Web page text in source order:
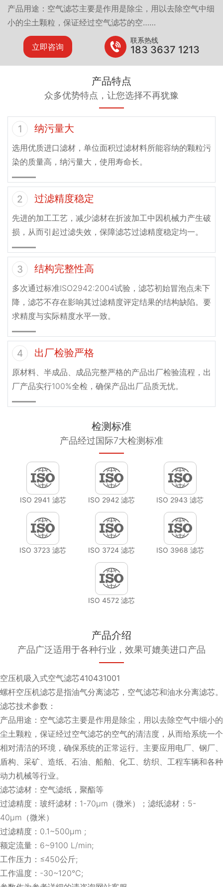
产品用途：空气滤芯主要是作用是除尘，用以去除空气中细
小的尘土颗粒，保证经过空气滤芯的空……
立即咨询
联系热线
183 3637 1213
产品特点
众多优势特点，让您选择不再犹豫
1 纳污量大
选用优质进口滤材，单位面积过滤材料所能容纳的颗粒污
染的质量高，纳污量大，使用寿命长。
2 过滤精度稳定
先进的加工工艺，减少滤材在折波加工中因机械力产生破
损，从而引起过滤失效，保障滤芯过滤精度稳定均一。
3 结构完整性高
多次通过标准ISO2942:2004试验，滤芯初始冒泡点未下
降，滤芯不存在影响其过滤精度评定结果的结构缺陷。要
求精度与实际精度水平一致。
4 出厂检验严格
原材料、半成品、成品完整严格的产品出厂检验流程，出
厂产品实行100%全检，确保产品出厂品质无忧。
检测标准
产品经过国际7大检测标准
ISO 2941 滤芯 ISO 2942 滤芯 ISO 2943 滤芯
ISO 3723 滤芯 ISO 3724 滤芯 ISO 3968 滤芯
ISO 4572 滤芯
产品介绍
产品广泛适用于各种行业，效果可媲美进口产品
空压机吸入式空气滤芯410431001
螺杆空压机滤芯是指油气分离滤芯，空气滤芯和油水分离滤芯。
滤芯技术参数：
产品用途：空气滤芯主要是作用是除尘，用以去除空气中细小的
尘土颗粒，保证经过空气滤芯的空气的清洁度，从而给系统一个
相对清洁的环境，确保系统的正常运行。主要应用电厂、钢厂、
盾构、采矿、造纸、石油、船舶、化工、纺织、工程车辆和各种
动力机械等行业。
滤芯滤材：空气滤纸，聚酯等
过滤精度：玻纤滤材：1-70μm（微米）；滤纸滤材：5-
40μm（微米）
过滤精度：0.1~500μm ;
额定流量：6~9100 L/min;
工作压力：≤450公斤;
工作温度：-30~120℃;